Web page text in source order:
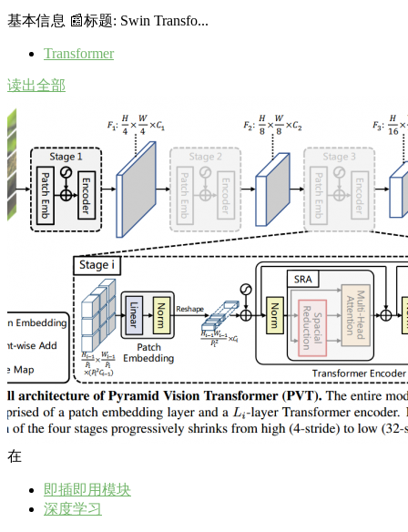
基本信息 📰标题: Swin Transfo...
Transformer
读出全部
在
即插即用模块
深度学习